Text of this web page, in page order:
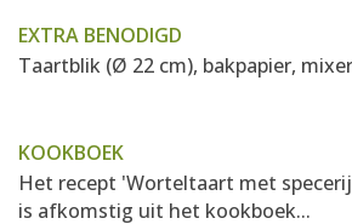
EXTRA BENODIGD
Taartblik (Ø 22 cm), bakpapier, mixer
KOOKBOEK
Het recept 'Worteltaart met
is afkomstig uit het kookboek...